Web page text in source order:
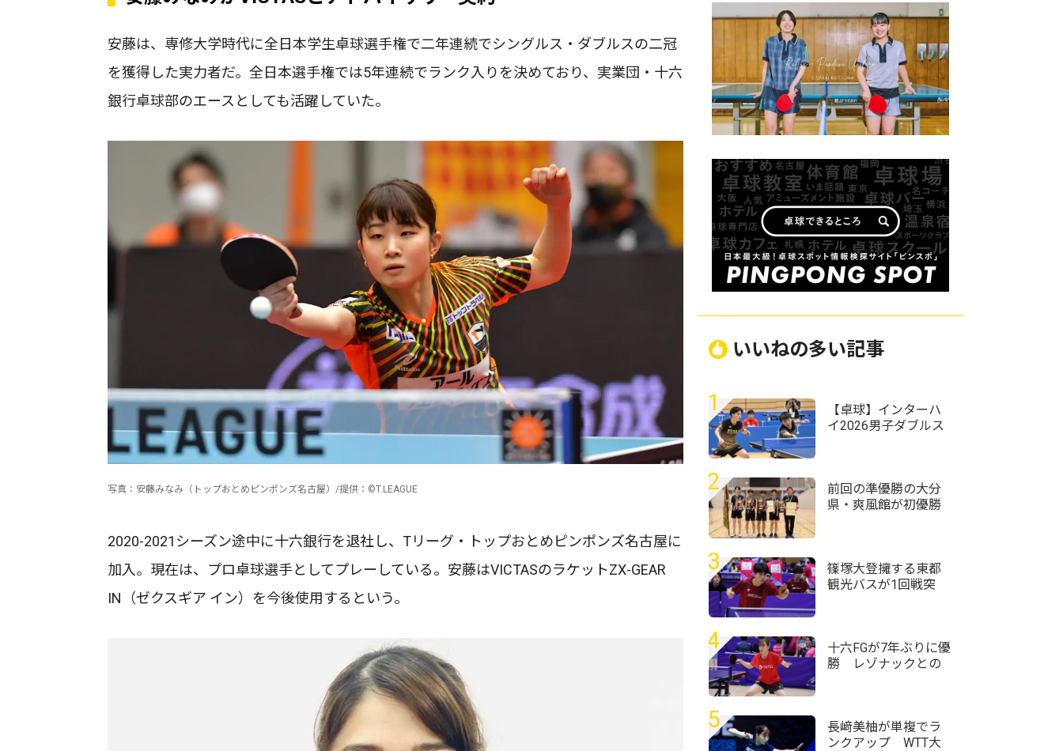
安藤は、専修大学時代に全日本学生卓球選手権で二年連続でシングルス・ダブルスの二冠
を獲得した実力者だ。全日本選手権では5年連続でランク入りを決めており、実業団・十六
銀行卓球部のエースとしても活躍していた。
写真：安藤みなみ（トップおとめピンポンズ名古屋）/提供：©T.LEAGUE
2020-2021シーズン途中に十六銀行を退社し、Tリーグ・トップおとめピンポンズ名古屋に
加入。現在は、プロ卓球選手としてプレーしている。安藤はVICTASのラケットZX-GEAR
IN（ゼクスギア イン）を今後使用するという。
いいねの多い記事
1
【卓球】インターハ
イ2026男子ダブルス
1シードに
2
前回の準優勝の大分
県・爽風館が初優勝
3
篠塚大登擁する東都
観光バスが1回戦突
団卓球選手権大会＞
4
十六FGが7年ぶりに優
勝 レゾナックとの
5
長﨑美柚が単複でラ
ンクアップ WTT大